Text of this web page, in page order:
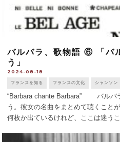
バルバラ、歌物語 ⑥ 「バ
う」
2024-08-18
フランスを知る フランスの文化 シャンソン
“Barbara chante Barbara” バルバ
う。彼女の名曲をまとめて聴くこと
何枚か出ているけれど、ここは迷う